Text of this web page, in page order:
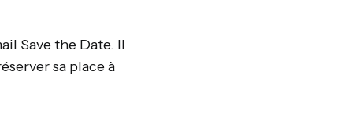
Save the Date. Il
sa place à